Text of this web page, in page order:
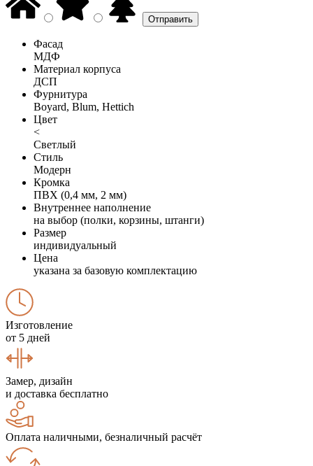
Фасад
МДФ
Материал корпуса
ДСП
Фурнитура
Boyard, Blum, Hettich
Цвет
<
Светлый
Стиль
Модерн
Кромка
ПВХ (0,4 мм, 2 мм)
Внутреннее наполнение
на выбор (полки, корзины, штанги)
Размер
индивидуальный
Цена
указана за базовую комплектацию
Изготовление
от 5 дней
Замер, дизайн
и доставка бесплатно
Оплата наличными, безналичный расчёт